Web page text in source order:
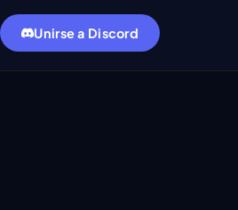
Unirse a Discord